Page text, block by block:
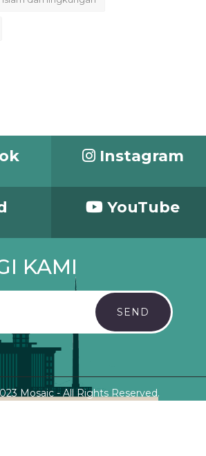
Instagram
YouTube
KAMI
SEND
Mosaic - All Rights Reserved.